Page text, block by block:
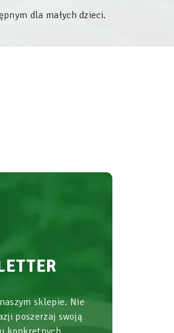
dla małych dzieci.
sklepie. Nie
poszerzaj swoją